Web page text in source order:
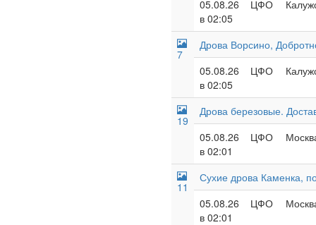
05.08.26
в 02:05
ЦФО
7
Дрова Ворсино,
05.08.26
в 02:05
ЦФО
19
Дрова березовые.
05.08.26
в 02:01
ЦФО
11
Сухие дрова Каменка,
05.08.26
в 02:01
ЦФО